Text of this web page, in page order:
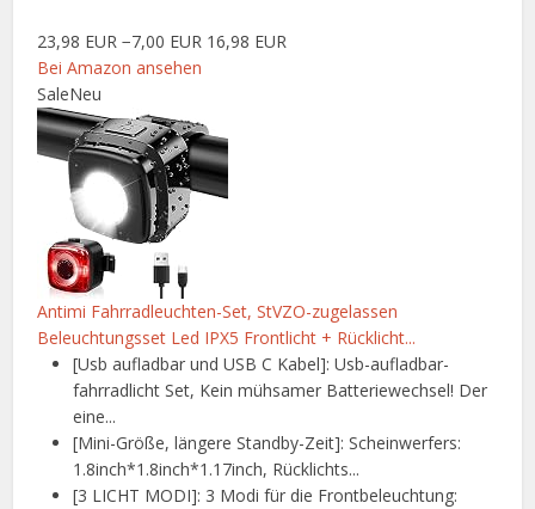
23,98 EUR −7,00 EUR 16,98 EUR
Bei Amazon ansehen
SaleNeu
Antimi Fahrradleuchten-Set, StVZO-zugelassen
Beleuchtungsset Led IPX5 Frontlicht + Rücklicht...
[Usb aufladbar und USB C Kabel]: Usb-aufladbar-
fahrradlicht Set, Kein mühsamer Batteriewechsel! Der
eine...
[Mini-Größe, längere Standby-Zeit]: Scheinwerfers:
1.8inch*1.8inch*1.17inch, Rücklichts...
[3 LICHT MODI]: 3 Modi für die Frontbeleuchtung: